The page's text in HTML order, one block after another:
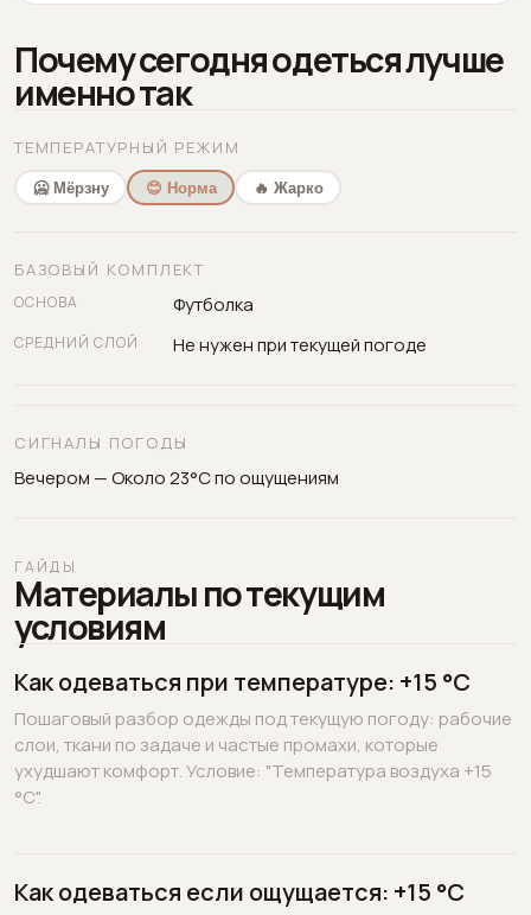
Почему сегодня одеться лучше
именно так
ТЕМПЕРАТУРНЫЙ РЕЖИМ
🥶 Мёрзну 😊 Норма 🔥 Жарко
БАЗОВЫЙ КОМПЛЕКТ
ОСНОВА Футболка
СРЕДНИЙ СЛОЙ Не нужен при текущей погоде
СИГНАЛЫ ПОГОДЫ
Вечером — Около 23°C по ощущениям
ГАЙДЫ
Материалы по текущим
условиям
Как одеваться при температуре: +15 °C
Пошаговый разбор одежды под текущую погоду: рабочие
слои, ткани по задаче и частые промахи, которые
ухудшают комфорт. Условие: "Температура воздуха +15
°C".
Как одеваться если ощущается: +15 °C